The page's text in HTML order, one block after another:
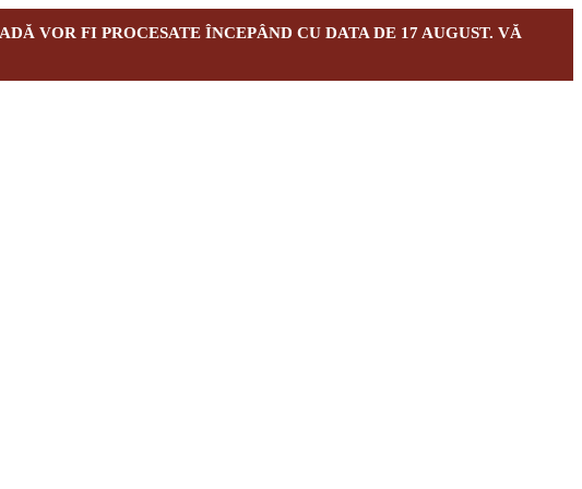
VOR FI PROCESATE ÎNCEPÂND CU DATA DE 17 AUGUST. VĂ